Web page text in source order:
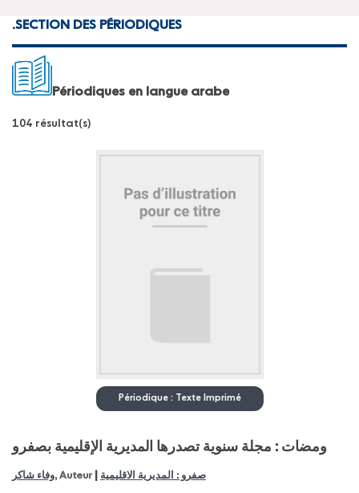
.SECTION DES PÉRIODIQUES
Périodiques en langue arabe
104 résultat(s)
Périodique : Texte Imprimé
ومضات : مجلة سنوية تصدرها المديرية الإقليمية بصفرو
وفاء شاكر, Auteur صفرو : المديرية الاقليمية